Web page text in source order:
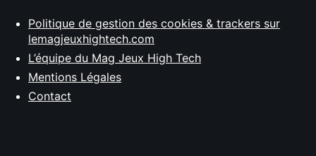
Politique de gestion des cookies & trackers sur
lemagjeuxhightech.com
L’équipe du Mag Jeux High Tech
Mentions Légales
Contact